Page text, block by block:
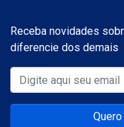
Receba novidades
diferencie dos demais